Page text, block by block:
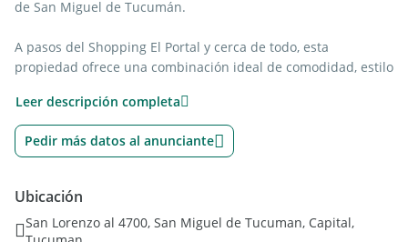
de San Miguel de Tucumán.
A pasos del Shopping El Portal y cerca de todo, esta
propiedad ofrece una combinación ideal de comodidad, estilo
La vivienda fue refaccionada en su mayoría y cuenta con tres
dormitorios (uno en suite) más un escritorio encantador, ideal
amplia cocina comedor aportan funcionalidad y calidez a
cada ambiente.
Leer descripción completa
Pedir más datos al anunciante
Ubicación
San Lorenzo al 4700, San Miguel de Tucuman, Capital,